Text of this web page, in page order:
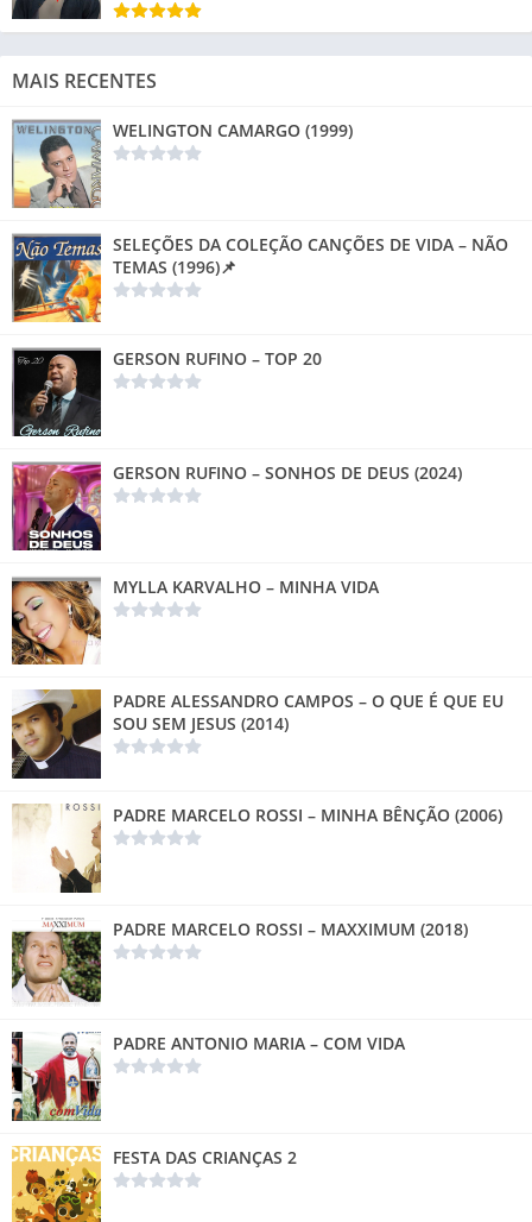
MAIS RECENTES
WELINGTON CAMARGO (1999)
SELEÇÕES DA COLEÇÃO CANÇÕES DE VIDA – NÃO
TEMAS (1996)📌
GERSON RUFINO – TOP 20
GERSON RUFINO – SONHOS DE DEUS (2024)
MYLLA KARVALHO – MINHA VIDA
PADRE ALESSANDRO CAMPOS – O QUE É QUE EU
SOU SEM JESUS (2014)
PADRE MARCELO ROSSI – MINHA BÊNÇÃO (2006)
PADRE MARCELO ROSSI – MAXXIMUM (2018)
PADRE ANTONIO MARIA – COM VIDA
FESTA DAS CRIANÇAS 2